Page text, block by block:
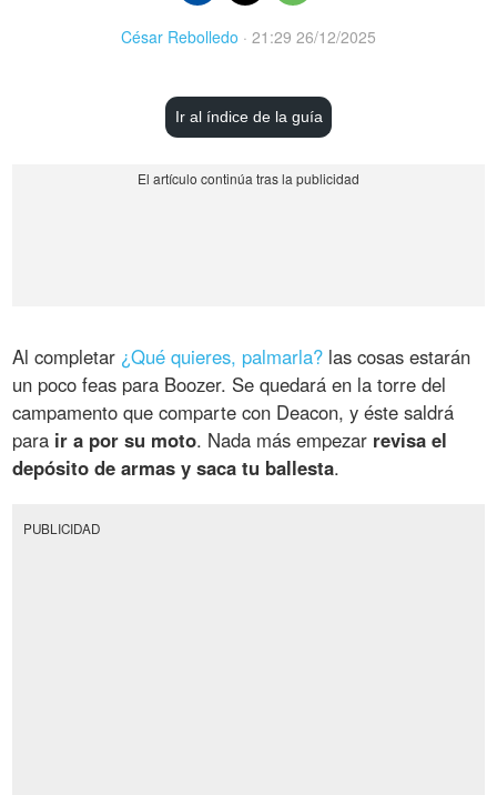
César Rebolledo · 21:29 26/12/2025
Ir al índice de la guía
Al completar ¿Qué quieres, palmarla? las cosas estarán
un poco feas para Boozer. Se quedará en la torre del
campamento que comparte con Deacon, y éste saldrá
para ir a por su moto. Nada más empezar revisa el
depósito de armas y saca tu ballesta.
PUBLICIDAD